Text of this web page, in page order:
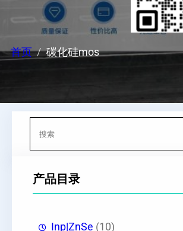
首页 碳化硅mos
产品目录
Inp|ZnSe (10)